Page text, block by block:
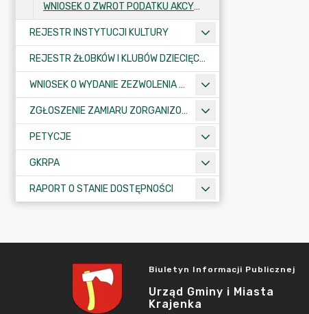
WNIOSEK O ZWROT PODATKU AKCYZOWEGO ZAWARTEGO W CENIE PALIWA
REJESTR INSTYTUCJI KULTURY
REJESTR ŻŁOBKÓW I KLUBÓW DZIECIĘCYCH
WNIOSEK O WYDANIE ZEZWOLENIA NA ZAJĘCIE PASA DROGOWEGO
ZGŁOSZENIE ZAMIARU ZORGANIZOWANIA ZGROMADZENIA
PETYCJE
GKRPA
RAPORT O STANIE DOSTĘPNOŚCI
Biuletyn Informacji Publicznej
Urząd Gminy i Miasta
Krajenka